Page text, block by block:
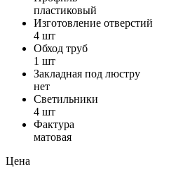
пластиковый
Изготовление отверстий
4 шт
Обход труб
1 шт
Закладная под люстру
нет
Светильники
4 шт
Фактура
матовая
Цена